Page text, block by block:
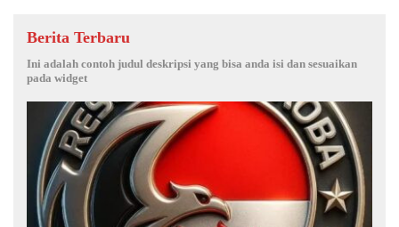
Berita Terbaru
Ini adalah contoh judul deskripsi yang bisa anda isi dan sesuaikan
pada widget